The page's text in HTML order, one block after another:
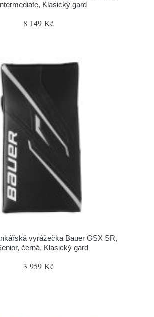
Klasický gard
8 149 Kč
vyrážečka Bauer GSX SR,
černá, Klasický gard
3 959 Kč